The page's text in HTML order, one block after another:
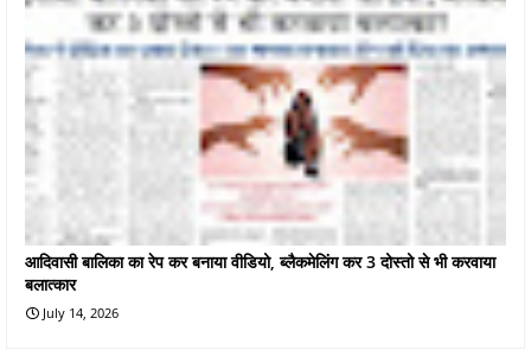
आदिवासी बालिका का रेप कर बनाया वीडियो, ब्लैकमेलिंग कर 3 दोस्तो से भी करवाया
बलात्कार
July 14, 2026